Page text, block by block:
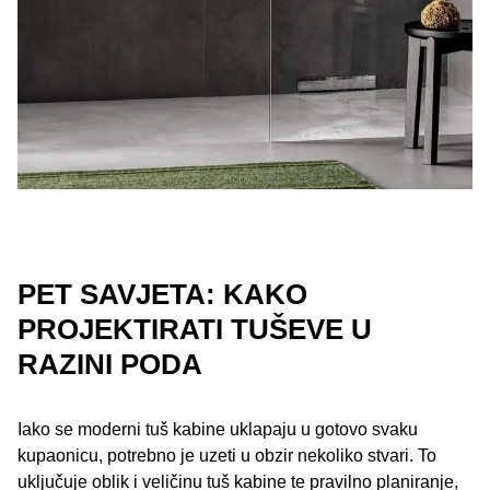
PET SAVJETA: KAKO
PROJEKTIRATI TUŠEVE U
RAZINI PODA
Iako se moderni tuš kabine uklapaju u gotovo svaku
kupaonicu, potrebno je uzeti u obzir nekoliko stvari. To
uključuje oblik i veličinu tuš kabine te pravilno planiranje,